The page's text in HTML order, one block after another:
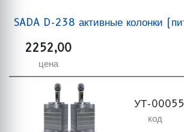
SADA D-238 активные колонки
2252,00
цена
УТ-
код